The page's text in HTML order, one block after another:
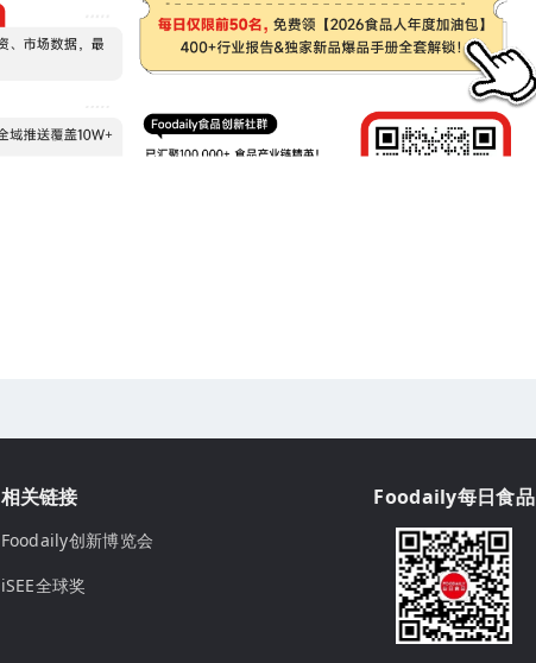
相关链接
Foodaily创新博览会
iSEE全球奖
Foodaily每日食品